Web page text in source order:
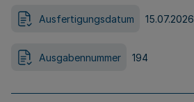
Ausfertigungsdatum 15.07.2026
Ausgabennummer 194